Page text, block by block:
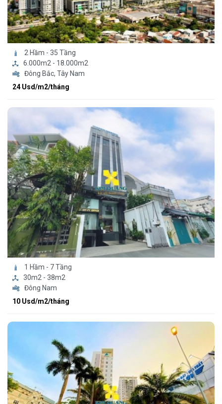
2 Hầm - 35 Tầng
6.000m2 - 18.000m2
Đông Bắc, Tây Nam
24 Usd/m2/tháng
1 Hầm - 7 Tầng
30m2 - 38m2
Đông Nam
10 Usd/m2/tháng